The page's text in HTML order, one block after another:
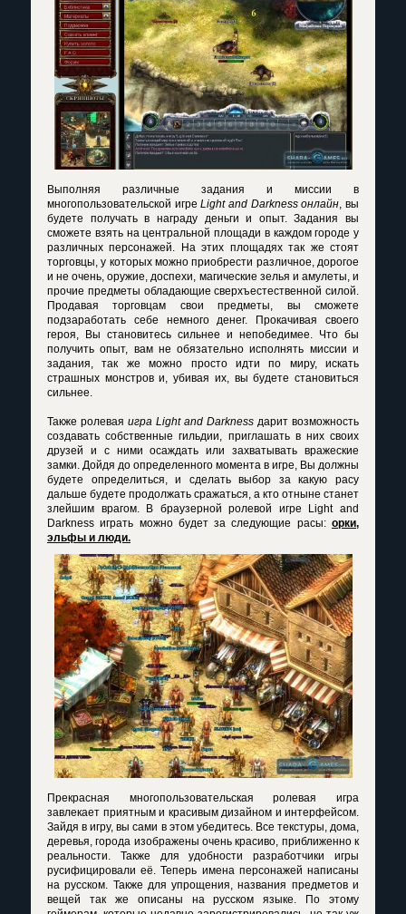
Выполняя различные задания и миссии в
многопользовательской игреLight and Darkness онлайн, вы
будете получать в награду деньги и опыт. Задания вы
сможете взять на центральной площади в каждом городе у
различных персонажей. На этих площадях так же стоят
торговцы, у которых можно приобрести различное, дорогое
и не очень, оружие, доспехи, магические зелья и амулеты, и
прочие предметы обладающие сверхъестественной силой.
Продавая торговцам свои предметы, вы сможете
подзаработать себе немного денег. Прокачивая своего
героя, Вы становитесь сильнее и непобедимее. Что бы
получить опыт, вам не обязательно исполнять миссии и
задания, так же можно просто идти по миру, искать
страшных монстров и, убивая их, вы будете становиться
сильнее.
Также ролевая игра Light and Darkness дарит возможность
создавать собственные гильдии, приглашать в них своих
друзей и с ними осаждать или захватывать вражеские
замки. Дойдя до определенного момента в игре, Вы должны
будете определиться, и сделать выбор за какую расу
дальше будете продолжать сражаться, а кто отныне станет
злейшим врагом. В браузерной ролевой игре Light and
Darkness играть можно будет за следующие расы: орки,
эльфы и люди.
Прекрасная многопользовательская ролевая игра
завлекает приятным и красивым дизайном и интерфейсом.
Зайдя в игру, вы сами в этом убедитесь. Все текстуры, дома,
деревья, города изображены очень красиво, приближенно к
реальности. Также для удобности разработчики игры
русифицировали её. Теперь имена персонажей написаны
на русском. Также для упрощения, названия предметов и
вещей так же описаны на русском языке. По этому